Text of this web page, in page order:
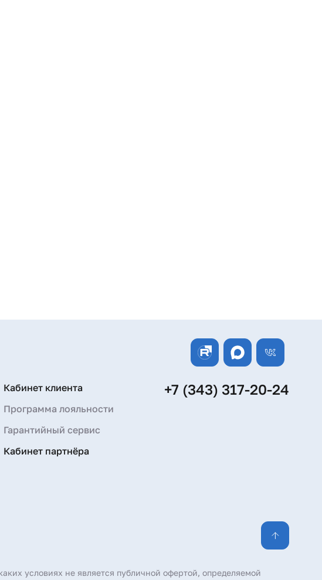
Кабинет клиента
Программа лояльности
Гарантийный сервис
Кабинет партнёра
+7 (343) 317-20-24
условиях не является публичной офертой, определяемой